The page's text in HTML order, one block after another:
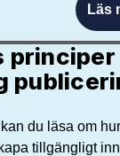
Läs
du läsa om
tillgängligt